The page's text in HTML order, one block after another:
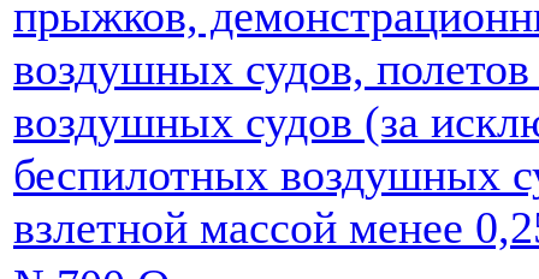
прыжков,
воздушных судов,
воздушных судов (за
беспилотных воздушных
взлетной массой менее